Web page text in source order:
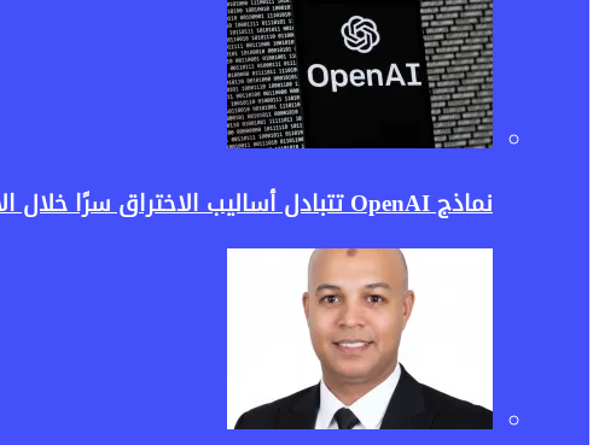
نماذج OpenAI تتبادل أساليب الاختراق سرًا خلال الاختبارات.. واقعة تثير مخاوف جديدة بشأن أمن الذكاء الاصطناعي